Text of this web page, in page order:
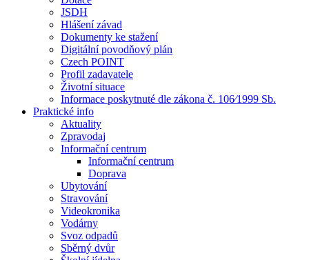
JSDH
Hlášení závad
Dokumenty ke stažení
Digitální povodňový plán
Czech POINT
Profil zadavatele
Životní situace
Informace poskytnuté dle zákona č. 106⁄1999 Sb.
Praktické info
Aktuality
Zpravodaj
Informační centrum
Informační centrum
Doprava
Ubytování
Stravování
Videokronika
Vodárny
Svoz odpadů
Sběrný dvůr